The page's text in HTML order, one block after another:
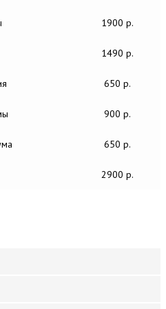
1900 р.
1490 р.
650 р.
900 р.
650 р.
2900 р.